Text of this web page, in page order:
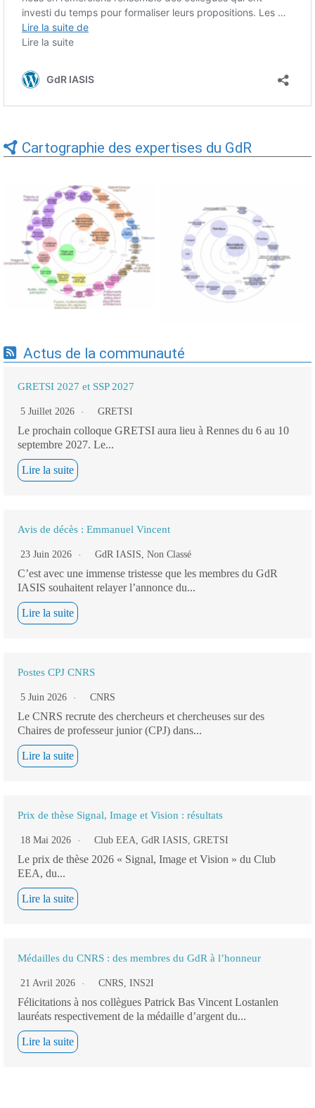
Cartographie des expertises du GdR
Expertises du GdR -
cartographie par Axes -
19/09/2025
Expertises du GdR -
cartographie par mots-clés
applicatifs - 19/09/2025
Actus de la communauté
GRETSI 2027 et SSP 2027
5 Juillet 2026 GRETSI
Le prochain colloque GRETSI aura lieu à Rennes du 6 au 10
septembre 2027. Le...
Lire la suite
Avis de décès : Emmanuel Vincent
23 Juin 2026 GdR IASIS, Non Classé
C’est avec une immense tristesse que les membres du GdR
IASIS souhaitent relayer l’annonce du...
Lire la suite
Postes CPJ CNRS
5 Juin 2026 CNRS
Le CNRS recrute des chercheurs et chercheuses sur des
Chaires de professeur junior (CPJ) dans...
Lire la suite
Prix de thèse Signal, Image et Vision : résultats
18 Mai 2026 Club EEA, GdR IASIS, GRETSI
Le prix de thèse 2026 « Signal, Image et Vision » du Club
EEA, du...
Lire la suite
Médailles du CNRS : des membres du GdR à l’honneur
21 Avril 2026 CNRS, INS2I
Félicitations à nos collègues Patrick Bas Vincent Lostanlen
lauréats respectivement de la médaille d’argent du...
Lire la suite